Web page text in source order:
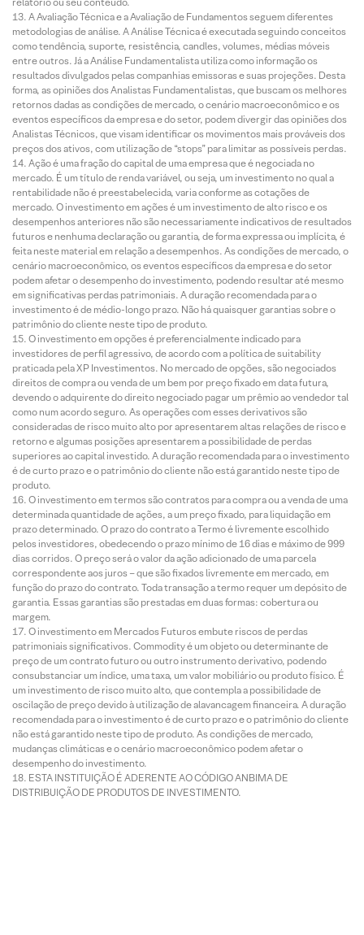
A Avaliação Técnica e a Avaliação de Fundamentos seguem diferentes
metodologias de análise. A Análise Técnica é executada seguindo conceitos
como tendência, suporte, resistência, candles, volumes, médias móveis
entre outros. Já a Análise Fundamentalista utiliza como informação os
resultados divulgados pelas companhias emissoras e suas projeções. Desta
forma, as opiniões dos Analistas Fundamentalistas, que buscam os melhores
retornos dadas as condições de mercado, o cenário macroeconômico e os
eventos específicos da empresa e do setor, podem divergir das opiniões dos
Analistas Técnicos, que visam identificar os movimentos mais prováveis dos
preços dos ativos, com utilização de “stops” para limitar as possíveis perdas.
Ação é uma fração do capital de uma empresa que é negociada no
mercado. É um título de renda variável, ou seja, um investimento no qual a
rentabilidade não é preestabelecida, varia conforme as cotações de
mercado. O investimento em ações é um investimento de alto risco e os
desempenhos anteriores não são necessariamente indicativos de resultados
futuros e nenhuma declaração ou garantia, de forma expressa ou implícita, é
feita neste material em relação a desempenhos. As condições de mercado, o
cenário macroeconômico, os eventos específicos da empresa e do setor
podem afetar o desempenho do investimento, podendo resultar até mesmo
em significativas perdas patrimoniais. A duração recomendada para o
investimento é de médio-longo prazo. Não há quaisquer garantias sobre o
patrimônio do cliente neste tipo de produto.
O investimento em opções é preferencialmente indicado para
investidores de perfil agressivo, de acordo com a política de suitability
praticada pela XP Investimentos. No mercado de opções, são negociados
direitos de compra ou venda de um bem por preço fixado em data futura,
devendo o adquirente do direito negociado pagar um prêmio ao vendedor tal
como num acordo seguro. As operações com esses derivativos são
consideradas de risco muito alto por apresentarem altas relações de risco e
retorno e algumas posições apresentarem a possibilidade de perdas
superiores ao capital investido. A duração recomendada para o investimento
é de curto prazo e o patrimônio do cliente não está garantido neste tipo de
produto.
O investimento em termos são contratos para compra ou a venda de uma
determinada quantidade de ações, a um preço fixado, para liquidação em
prazo determinado. O prazo do contrato a Termo é livremente escolhido
pelos investidores, obedecendo o prazo mínimo de 16 dias e máximo de 999
dias corridos. O preço será o valor da ação adicionado de uma parcela
correspondente aos juros – que são fixados livremente em mercado, em
função do prazo do contrato. Toda transação a termo requer um depósito de
garantia. Essas garantias são prestadas em duas formas: cobertura ou
margem.
O investimento em Mercados Futuros embute riscos de perdas
patrimoniais significativos. Commodity é um objeto ou determinante de
preço de um contrato futuro ou outro instrumento derivativo, podendo
consubstanciar um índice, uma taxa, um valor mobiliário ou produto físico. É
um investimento de risco muito alto, que contempla a possibilidade de
oscilação de preço devido à utilização de alavancagem financeira. A duração
recomendada para o investimento é de curto prazo e o patrimônio do cliente
não está garantido neste tipo de produto. As condições de mercado,
mudanças climáticas e o cenário macroeconômico podem afetar o
desempenho do investimento.
ESTA INSTITUIÇÃO É ADERENTE AO CÓDIGO ANBIMA DE
DISTRIBUIÇÃO DE PRODUTOS DE INVESTIMENTO.